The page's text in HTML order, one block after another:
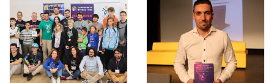
Nuestra Señora de los Dolores
de Balerma